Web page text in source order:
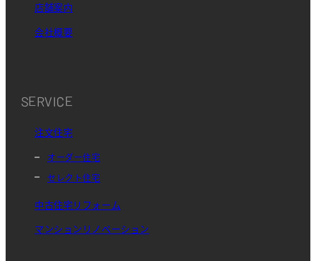
店舗案内
会社概要
SERVICE
注文住宅
オーダー住宅
セレクト住宅
中古住宅リフォーム
マンションリノベーション